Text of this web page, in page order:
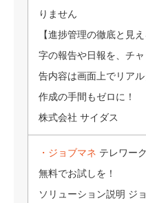
りません
【進捗管理の徹底と見
字の報告や日報を、チ
告内容は画面上でリア
作成の手間もゼロに！
株式会社 サイダス
・ジョブマネ テレワー
無料でお試しを！
ソリューション説明 ジ